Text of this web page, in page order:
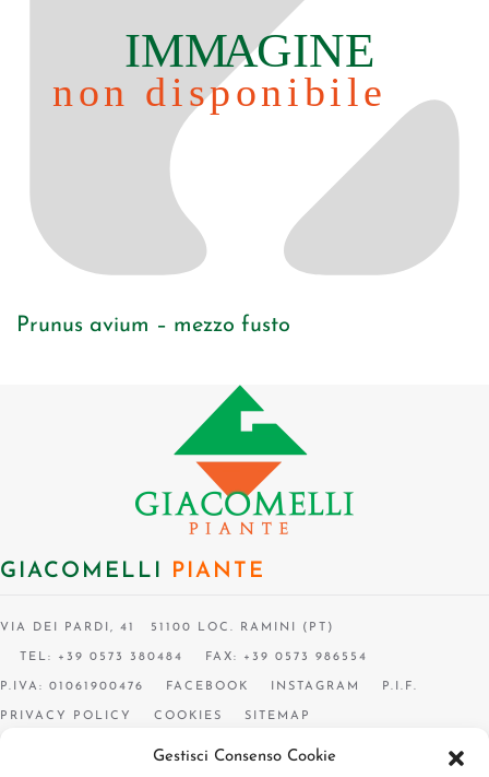
Gestisci Consenso Cookie
Prunus avium – mezzo fusto
GIACOMELLI PIANTE
VIA DEI PARDI, 41 51100 LOC. RAMINI (PT)
TEL: +39 0573 380484 FAX: +39 0573 986554
P.IVA: 01061900476 FACEBOOK INSTAGRAM P.I.F.
PRIVACY POLICY COOKIES SITEMAP